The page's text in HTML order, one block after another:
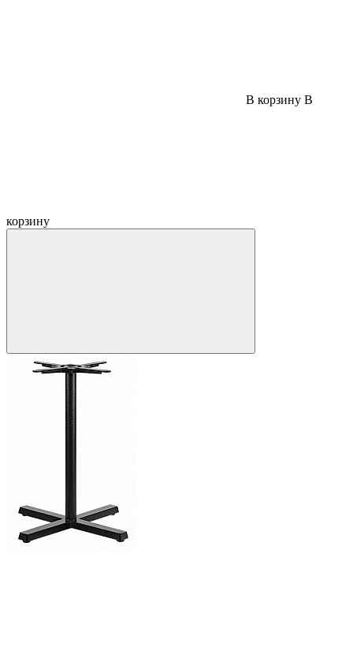
В корзину В
корзину